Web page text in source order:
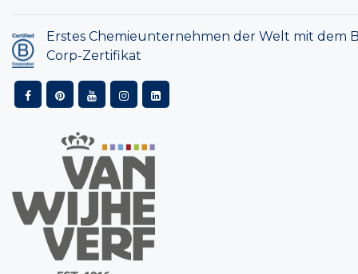
Erstes Chemieunternehmen der Welt mit dem
Corp-Zertifikat